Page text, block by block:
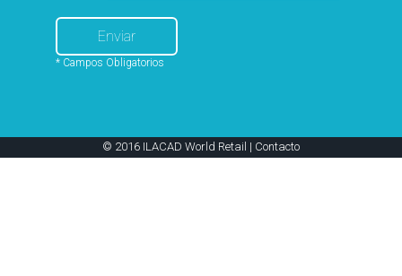
* Campos Obligatorios
© 2016 ILACAD World Retail | Contacto